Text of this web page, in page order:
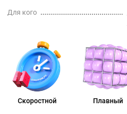
Для кого
Скоростной Плавный